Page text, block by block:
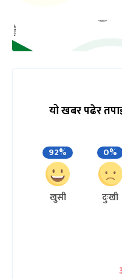
यो खबर पढेर
92%
खुसी
0%
दुःखी